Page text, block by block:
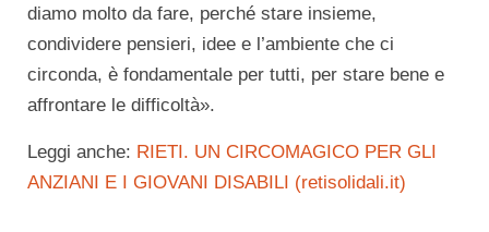
diamo molto da fare, perché stare insieme,
condividere pensieri, idee e l’ambiente che ci
circonda, è fondamentale per tutti, per stare bene e
affrontare le difficoltà».
Leggi anche: RIETI. UN CIRCOMAGICO PER GLI
ANZIANI E I GIOVANI DISABILI (retisolidali.it)